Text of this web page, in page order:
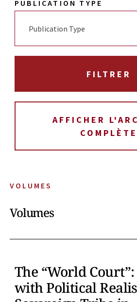
VOLUMES
Volumes
The “World
with Political
PUBLICATION TYPE
Publication Type
AFFICHER
COMPLÈTE